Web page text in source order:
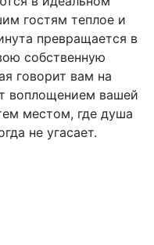
гостям теплое и
превращается в
собственную
говорит вам на
воплощением вашей
местом, где душа
не угасает.